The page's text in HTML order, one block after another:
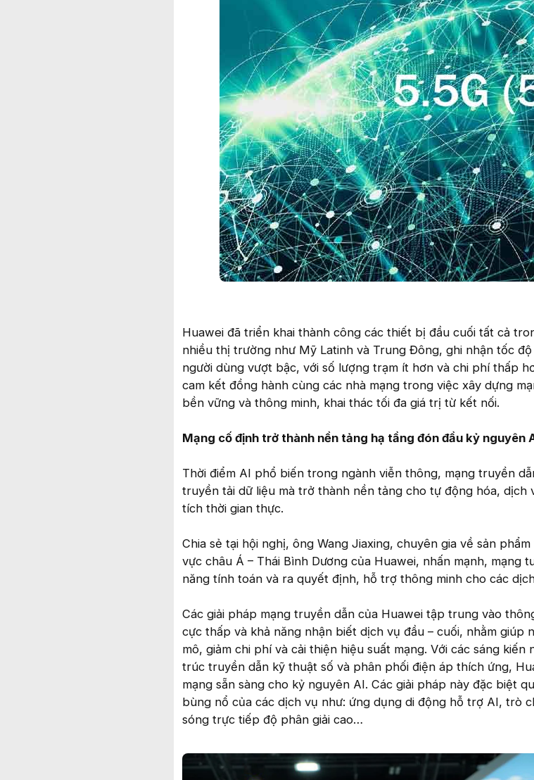
Huawei đã triển khai thành công các thiết bị đầu cuối tất cả
nhiều thị trường như Mỹ Latinh và Trung Đông, ghi nhận tốc
người dùng vượt bậc, với số lượng trạm ít hơn và chi phí thấp
cam kết đồng hành cùng các nhà mạng trong việc xây dựng
bền vững và thông minh, khai thác tối đa giá trị từ kết nối.
Mạng cố định trở thành nền tảng hạ tầng đón đầu kỷ nguyên
Thời điểm AI phổ biến trong ngành viễn thông, mạng truyền
truyền tải dữ liệu mà trở thành nền tảng cho tự động hóa, dịch
tích thời gian thực.
Chia sẻ tại hội nghị, ông Wang Jiaxing, chuyên gia về sản
vực châu Á – Thái Bình Dương của Huawei, nhấn mạnh, mạng
năng tính toán và ra quyết định, hỗ trợ thông minh cho các
Các giải pháp mạng truyền dẫn của Huawei tập trung vào
cực thấp và khả năng nhận biết dịch vụ đầu – cuối, nhằm giúp
mô, giảm chi phí và cải thiện hiệu suất mạng. Với các sáng kiến
trúc truyền dẫn kỹ thuật số và phân phối điện áp thích ứng,
mạng sẵn sàng cho kỷ nguyên AI. Các giải pháp này đặc biệt
bùng nổ của các dịch vụ như: ứng dụng di động hỗ trợ AI, trò
sóng trực tiếp độ phân giải cao…